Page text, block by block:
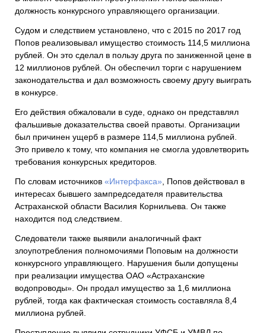
должность конкурсного управляющего организации.
Судом и следствием установлено, что с 2015 по 2017 год
Попов реализовывал имущество стоимость 114,5 миллиона
рублей. Он это сделал в пользу друга по заниженной цене в
12 миллионов рублей. Он обеспечил торги с нарушением
законодательства и дал возможность своему другу выиграть
в конкурсе.
Его действия обжаловали в суде, однако он представлял
фальшивые доказательства своей правоты. Организации
был причинен ущерб в размере 114,5 миллиона рублей.
Это привело к тому, что компания не смогла удовлетворить
требования конкурсных кредиторов.
По словам источников «Интерфакса» , Попов действовал в
интересах бывшего зампредседателя правительства
Астраханской области Василия Корнильева. Он также
находится под следствием.
Следователи также выявили аналогичный факт
злоупотребления полномочиями Поповым на должности
конкурсного управляющего. Нарушения были допущены
при реализации имущества ОАО «Астраханские
водопроводы». Он продал имущество за 1,6 миллиона
рублей, тогда как фактическая стоимость составляла 8,4
миллиона рублей.